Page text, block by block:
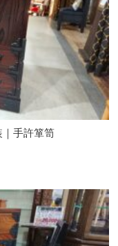
手許箪笥